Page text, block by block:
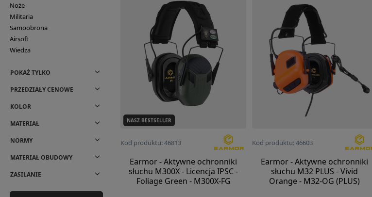
Noże
Militaria
Samoobrona
Airsoft
Wiedza
POKAŻ TYLKO
PRZEDZIAŁY CENOWE
KOLOR
MATERIAŁ
NORMY
MATERIAŁ OBUDOWY
ZASILANIE
NASZ BESTSELLER
Kod produktu: 46813
Earmor - Aktywne ochronniki
słuchu M300X - Licencja IPSC -
Foliage Green - M300X-FG
Kod produktu: 46603
Earmor - Aktywne ochronniki
słuchu M32 PLUS - Vivid
Orange - M32-OG (PLUS)